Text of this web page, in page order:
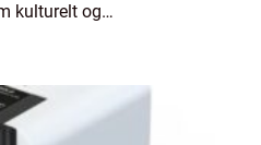
kulturelt og